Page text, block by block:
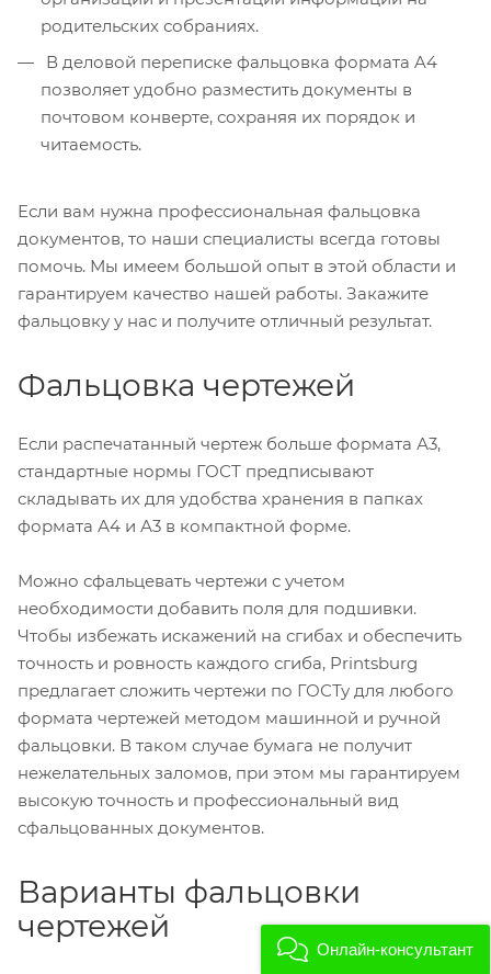
родительских собраниях.
В деловой переписке фальцовка формата A4
позволяет удобно разместить документы в
почтовом конверте, сохраняя их порядок и
читаемость.
Если вам нужна профессиональная фальцовка
документов, то наши специалисты всегда готовы
помочь. Мы имеем большой опыт в этой области и
гарантируем качество нашей работы. Закажите
фальцовку у нас и получите отличный результат.
Фальцовка чертежей
Если распечатанный чертеж больше формата А3,
стандартные нормы ГОСТ предписывают
складывать их для удобства хранения в папках
формата А4 и А3 в компактной форме.
Можно сфальцевать чертежи с учетом
необходимости добавить поля для подшивки.
Чтобы избежать искажений на сгибах и обеспечить
точность и ровность каждого сгиба, Printsburg
предлагает сложить чертежи по ГОСТу для любого
формата чертежей методом машинной и ручной
фальцовки. В таком случае бумага не получит
нежелательных заломов, при этом мы гарантируем
высокую точность и профессиональный вид
сфальцованных документов.
Варианты фальцовки
чертежей
Онлайн-консультант